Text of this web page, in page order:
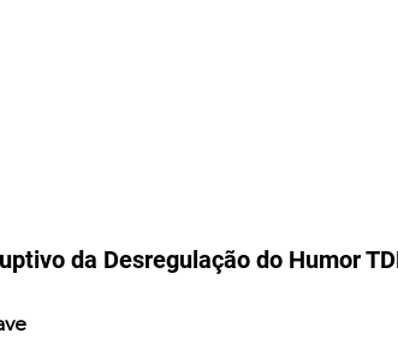
da Desregulação do Humor